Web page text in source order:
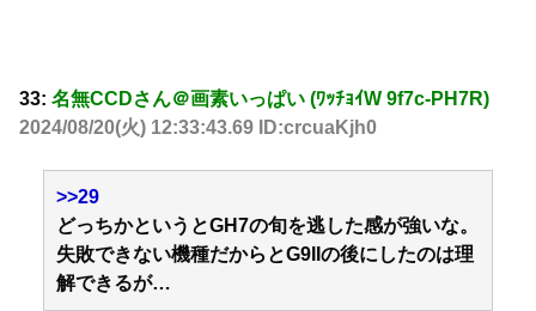
33: 名無CCDさん＠画素いっぱい (ﾜｯﾁｮｲW 9f7c-PH7R)
2024/08/20(火) 12:33:43.69 ID:crcuaKjh0
>>29
どっちかというとGH7の旬を逃した感が強いな。
失敗できない機種だからとG9IIの後にしたのは理
解できるが…